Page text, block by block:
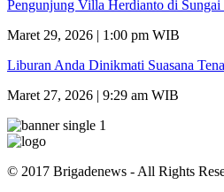
Pengunjung Villa Herdianto di
Maret 29, 2026 | 1:00 pm WIB
Liburan Anda Dinikmati Suasana
Maret 27, 2026 | 9:29 am WIB
© 2017 Brigadenews - All Rights